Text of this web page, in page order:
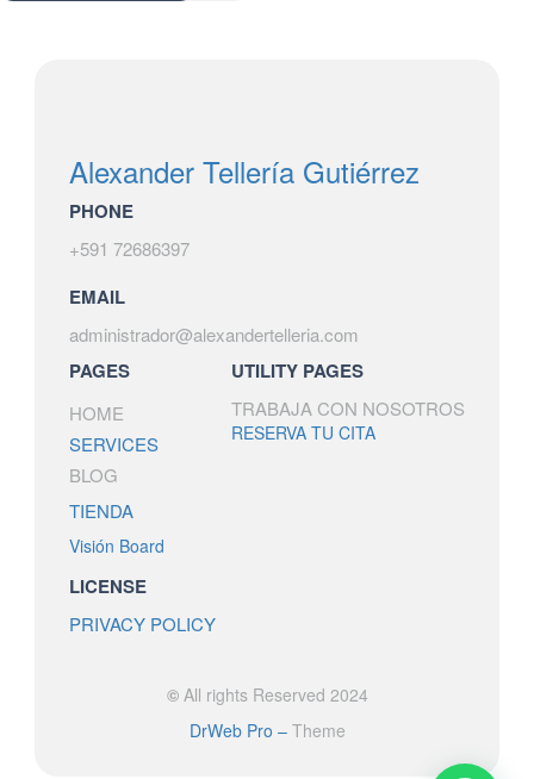
Alexander Tellería Gutiérrez
PHONE
+591 72686397
EMAIL
administrador@alexandertelleria.com
PAGES
HOME
SERVICES
BLOG
TIENDA
Visión Board
UTILITY PAGES
TRABAJA CON NOSOTROS
RESERVA TU CITA
LICENSE
PRIVACY POLICY
©All rights Reserved 2024
DrWeb Pro –Theme